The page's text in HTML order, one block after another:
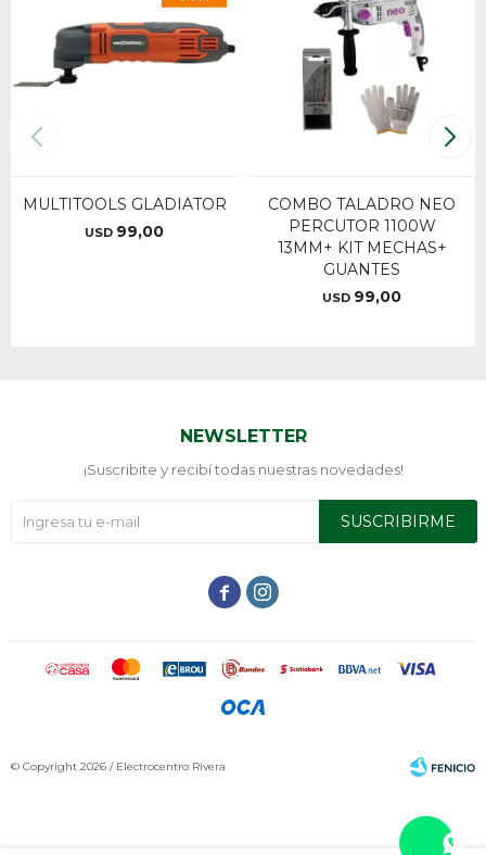
MULTITOOLS GLADIATOR
USD 99,00
COMBO TALADRO NEO
PERCUTOR 1100W
13MM+ KIT MECHAS+
GUANTES
USD 99,00
NEWSLETTER
¡Suscribite y recibí todas nuestras novedades!
SUSCRIBIRME
 
© Copyright 2026 / Electrocentro Rivera